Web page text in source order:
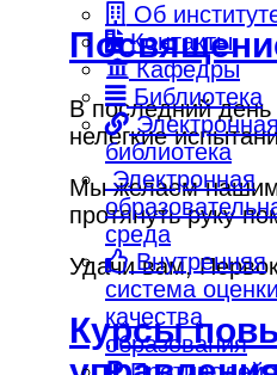
Об
Контакты
Кафедры
Библиотека
Электронная
библиотека
Электронная
среда
Внутренняя
система оценки
качества
образования
В последний день
нелегкие
Мы желаем нашим
протянуть руку
Удачи вам,
Курсы